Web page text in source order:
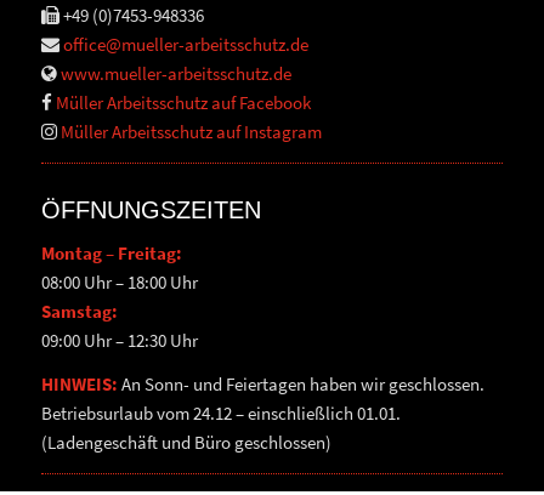
+49 (0)7453-948336
office@mueller-arbeitsschutz.de
www.mueller-arbeitsschutz.de
Müller Arbeitsschutz auf Facebook
Müller Arbeitsschutz auf Instagram
ÖFFNUNGSZEITEN
Montag – Freitag:
08:00 Uhr – 18:00 Uhr
Samstag:
09:00 Uhr – 12:30 Uhr
HINWEIS: An Sonn- und Feiertagen haben wir geschlossen.
Betriebsurlaub vom 24.12 – einschließlich 01.01.
(Ladengeschäft und Büro geschlossen)